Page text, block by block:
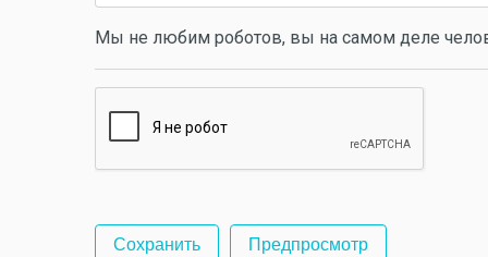
Мы не любим роботов, вы на самом деле